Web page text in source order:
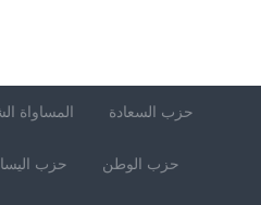
المساواة حزب السعادة
حزب حزب الوطن